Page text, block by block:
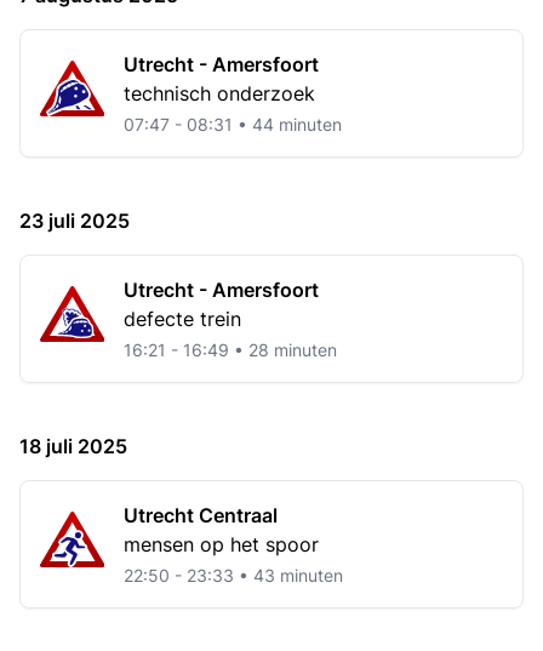
Utrecht - Amersfoort
technisch onderzoek
07:47 - 08:31 • 44 minuten
23 juli 2025
Utrecht - Amersfoort
defecte trein
16:21 - 16:49 • 28 minuten
18 juli 2025
Utrecht Centraal
mensen op het spoor
22:50 - 23:33 • 43 minuten